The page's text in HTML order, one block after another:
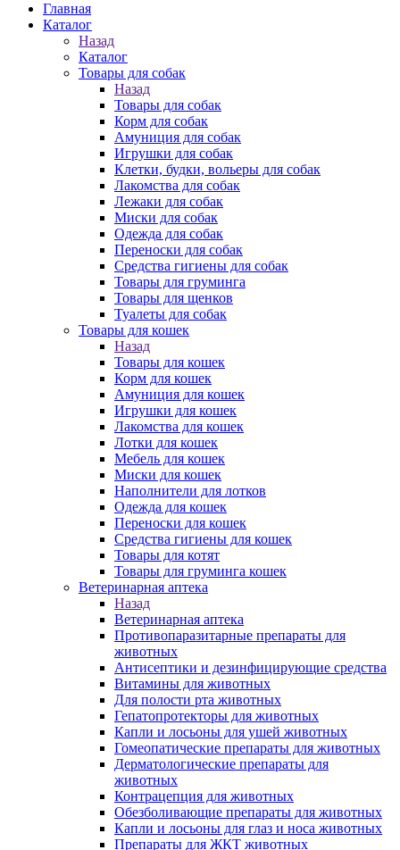
Главная
Каталог
Назад
Каталог
Товары для собак
Назад
Товары для собак
Корм для собак
Амуниция для собак
Игрушки для собак
Клетки, будки, вольеры для собак
Лакомства для собак
Лежаки для собак
Миски для собак
Одежда для собак
Переноски для собак
Средства гигиены для собак
Товары для груминга
Товары для щенков
Туалеты для собак
Товары для кошек
Назад
Товары для кошек
Корм для кошек
Амуниция для кошек
Игрушки для кошек
Лакомства для кошек
Лотки для кошек
Мебель для кошек
Миски для кошек
Наполнители для лотков
Одежда для кошек
Переноски для кошек
Средства гигиены для кошек
Товары для котят
Товары для груминга кошек
Ветеринарная аптека
Назад
Ветеринарная аптека
Противопаразитарные препараты для
животных
Антисептики и дезинфицирующие средства
Витамины для животных
Для полости рта животных
Гепатопротекторы для животных
Капли и лосьоны для ушей животных
Гомеопатические препараты для животных
Дерматологические препараты для
животных
Контрацепция для животных
Обезболивающие препараты для животных
Капли и лосьоны для глаз и носа животных
Препараты для ЖКТ животных